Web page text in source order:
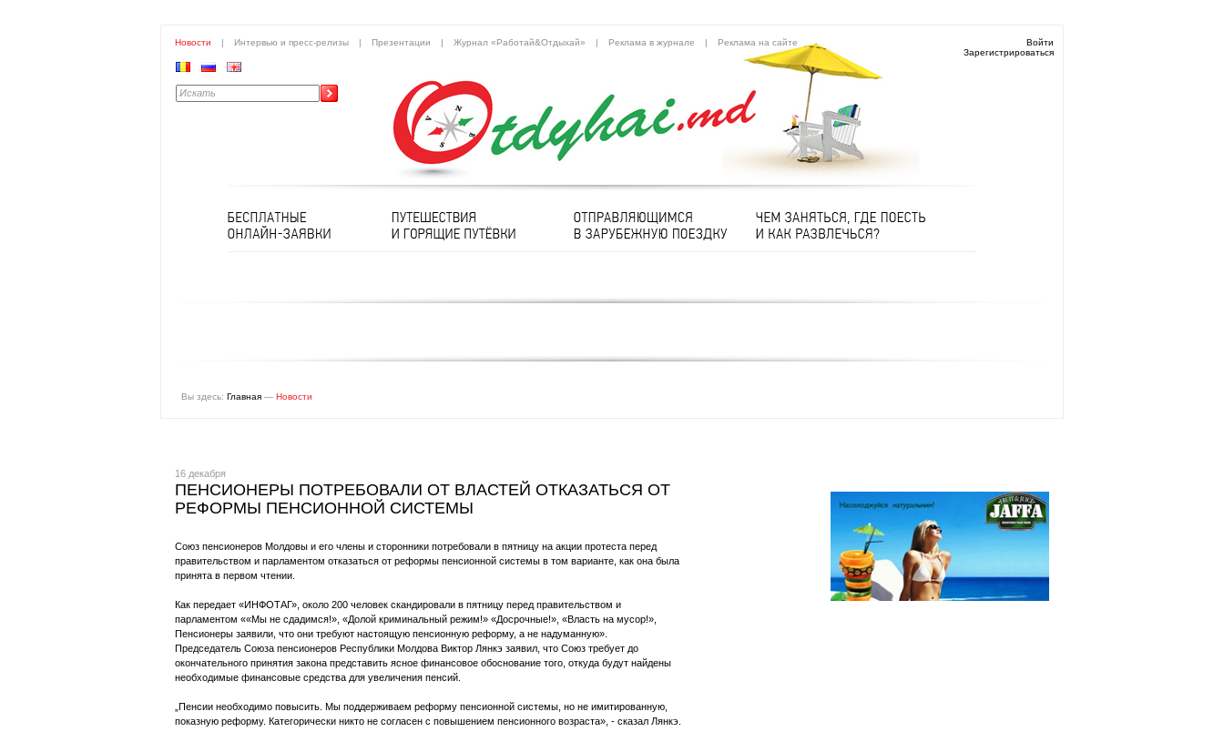
Новости | Интервью и пресс-релизы | Презентации | Журнал «Работай&Отдыхай» | Реклама в журнале | Реклама на сайте
Войти
Зарегистрироваться
Вы здесь: Главная — Новости
16 декабря
ПЕНСИОНЕРЫ ПОТРЕБОВАЛИ ОТ ВЛАСТЕЙ ОТКАЗАТЬСЯ ОТ
РЕФОРМЫ ПЕНСИОННОЙ СИСТЕМЫ
Союз пенсионеров Молдовы и его члены и сторонники потребовали в пятницу на акции протеста перед
правительством и парламентом отказаться от реформы пенсионной системы в том варианте, как она была
принята в первом чтении.
Как передает «ИНФОТАГ», около 200 человек скандировали в пятницу перед правительством и
парламентом ««Мы не сдадимся!», «Долой криминальный режим!» «Досрочные!», «Власть на мусор!»,
Пенсионеры заявили, что они требуют настоящую пенсионную реформу, а не надуманную».
Председатель Союза пенсионеров Республики Молдова Виктор Лянкэ заявил, что Союз требует до
окончательного принятия закона представить ясное финансовое обоснование того, откуда будут найдены
необходимые финансовые средства для увеличения пенсий.
„Пенсии необходимо повысить. Мы поддерживаем реформу пенсионной системы, но не имитированную,
показную реформу. Категорически никто не согласен с повышением пенсионного возраста», - сказал Лянкэ.